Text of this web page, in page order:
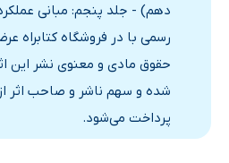
پوست، مو و ناخن‌ها
سر و گردن
قفسه سینه و ریه‌ها
سیستم عروقی
دهم) - جلد پنجم: مبانی
رسمی با در فروشگاه کتابراه
حقوق مادی و معنوی نشر این
شده و سهم ناشر و صاحب اثر
پرداخت می‌شود.